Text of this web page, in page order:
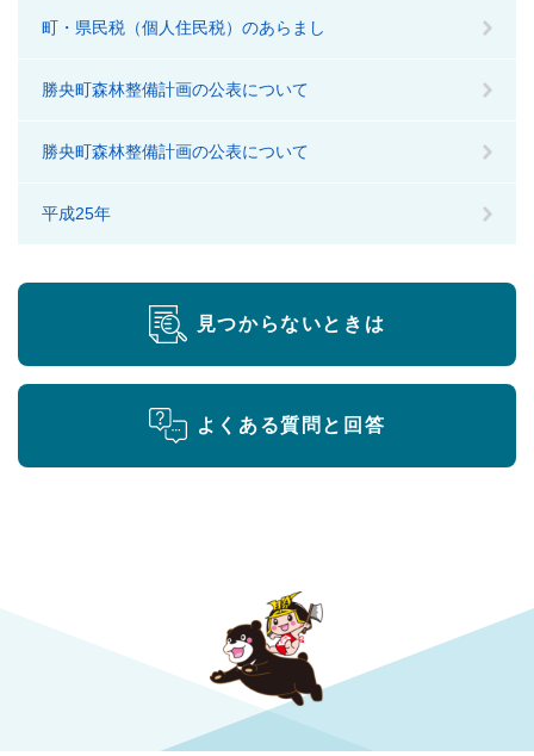
町・県民税（個人住民税）のあらまし
勝央町森林整備計画の公表について
勝央町森林整備計画の公表について
平成25年
見つからないときは
よくある質問と回答